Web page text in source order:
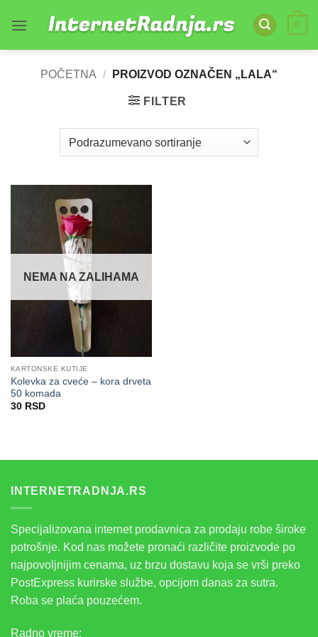
0
POČETNA / PROIZVOD OZNAČEN „LALA“
FILTER
NEMA NA ZALIHAMA
KARTONSKE KUTIJE
Kolevka za cveće – kora drveta
50 komada
30 RSD
INTERNETRADNJA.RS
Specijalizovana internet prodavnica za prodaju robe široke
potrošnje. Kod nas možete pronaći različite proizvode po
najpovoljnijim cenama, uz brzu dostavu koja se vrši preko
PostExpress kurirske službe, opcijom danas za sutra.
Roba se plaća pouzećem.
Radno vreme: